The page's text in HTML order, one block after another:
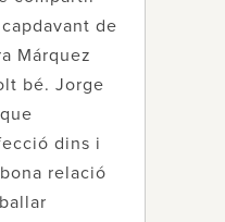
de
Márquez
bé. Jorge
dins i
relació